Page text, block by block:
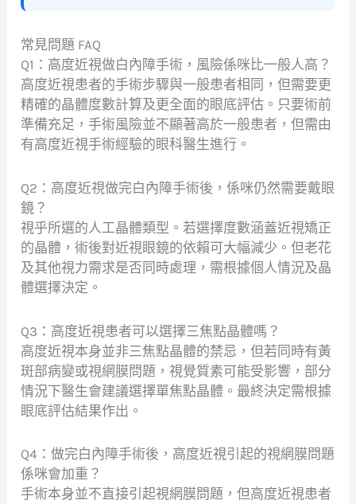
常見問題 FAQ
Q1：高度近視做白內障手術，風險係咪比一般人高？
高度近視患者的手術步驟與一般患者相同，但需要更
精確的晶體度數計算及更全面的眼底評估。只要術前
準備充足，手術風險並不顯著高於一般患者，但需由
有高度近視手術經驗的眼科醫生進行。
Q2：高度近視做完白內障手術後，係咪仍然需要戴眼
鏡？
視乎所選的人工晶體類型。若選擇度數涵蓋近視矯正
的晶體，術後對近視眼鏡的依賴可大幅減少。但老花
及其他視力需求是否同時處理，需根據個人情況及晶
體選擇決定。
Q3：高度近視患者可以選擇三焦點晶體嗎？
高度近視本身並非三焦點晶體的禁忌，但若同時有黃
斑部病變或視網膜問題，視覺質素可能受影響，部分
情況下醫生會建議選擇單焦點晶體。最終決定需根據
眼底評估結果作出。
Q4：做完白內障手術後，高度近視引起的視網膜問題
係咪會加重？
手術本身並不直接引起視網膜問題，但高度近視患者